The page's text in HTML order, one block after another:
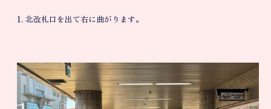
1. 北改札口を出て右に曲がります。